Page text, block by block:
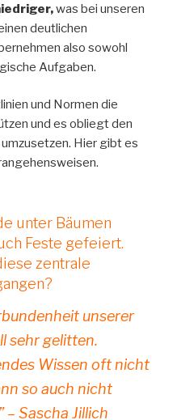
was bei unseren
deutlichen
also sowohl
Aufgaben.
und Normen die
und es obliegt den
Hier gibt es
unter Bäumen
Feste gefeiert.
zentrale
unserer
sehr gelitten.
Wissen oft nicht
so auch nicht
– Sascha Jillich